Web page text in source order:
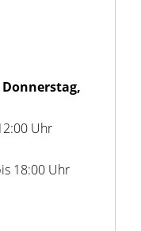
Uhr
18:00 Uhr